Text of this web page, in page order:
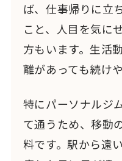
ば、仕事帰りに立
こと、人目を気に
方もいます。生活
離があっても続け
特にパーソナルジ
て通うため、移動
料です。駅から遠